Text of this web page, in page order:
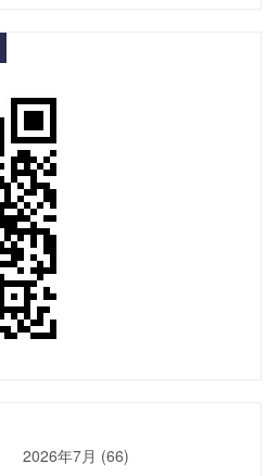
2026年7月 (66)